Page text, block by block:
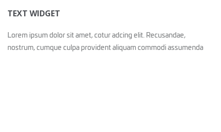
TEXT WIDGET
Lorem ipsum dolor sit amet, cotur adcing elit. Recusandae,
nostrum, cumque culpa provident aliquam commodi assumenda